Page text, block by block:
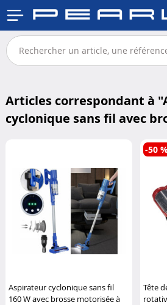
Articles correspondant à "
cyclonique sans fil avec
Aspirateur cyclonique sans fil
160 W avec brosse motorisée à
Tête
-50